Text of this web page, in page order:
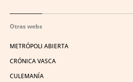
Otras webs
METRÓPOLI ABIERTA
CRÓNICA VASCA
CULEMANÍA